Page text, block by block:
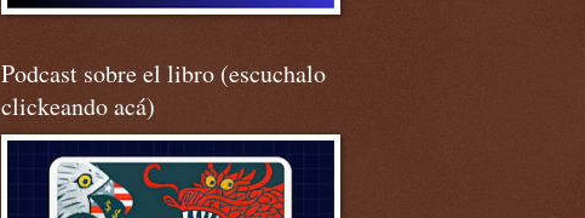
Podcast sobre el libro (escuchalo
clickeando acá)